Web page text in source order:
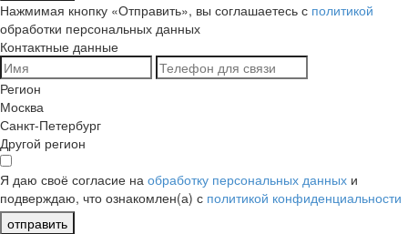
Нажмимая кнопку «Отправить», вы соглашаетесь с политикой
обработки персональных данных
Контактные данные
Регион
Москва
Санкт-Петербург
Другой регион
Я даю своё согласие на обработку персональных данных и
подверждаю, что ознакомлен(а) с политикой конфиденциальности
отправить